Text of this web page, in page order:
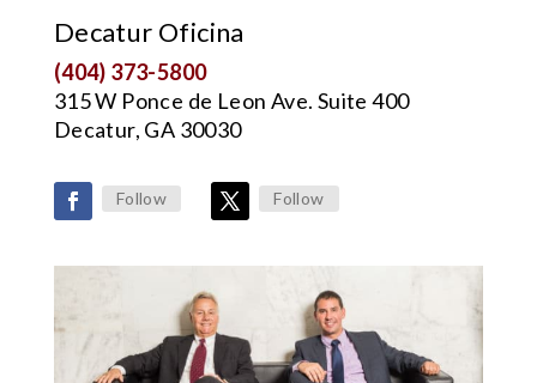
Decatur Oficina
(404) 373-5800
315 W Ponce de Leon Ave. Suite 400
Decatur, GA 30030
Follow Follow